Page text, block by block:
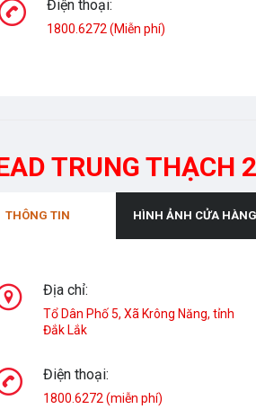
Điện thoại:
1800.6272 (Miễn phí)
TRUNG THẠCH 2
THÔNG TIN HÌNH ẢNH CỬA HÀNG
Địa chỉ:
Tổ Dân Phố 5, Xã Krông Năng, tỉnh
Đắk Lắk
Điện thoại:
1800.6272 (miễn phí)